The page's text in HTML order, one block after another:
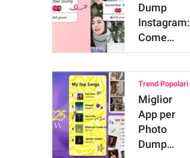
Dump
Instagram:
Come
Creare
…
Trend Popolari
Miglior
App per
Photo
Dump